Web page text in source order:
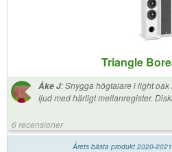
Triangle
Åke J:Snygga högtalare i light
ljud med härligt mellanregister.
lagom för mig. Bara lyssnat i 15-20
tydligast är hur bra alla röster,
Återkommer senare med fler
6 recensioner
Årets bästa produkt 2020-